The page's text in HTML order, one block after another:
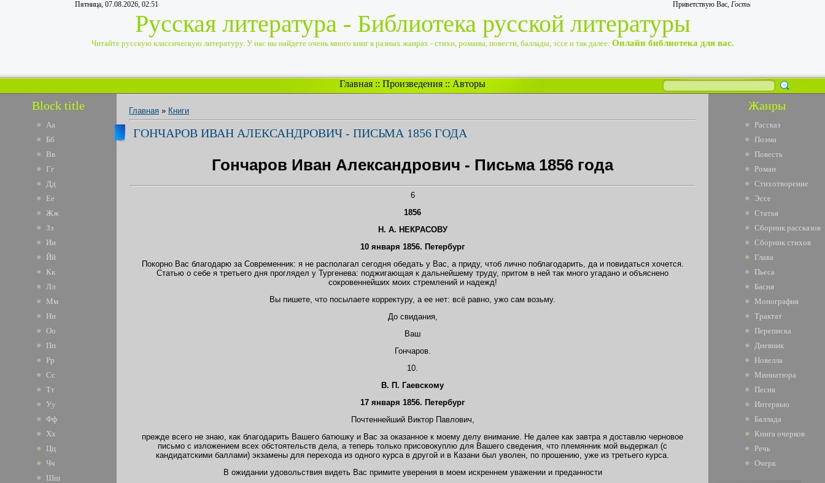
Пятница, 07.08.2026, 02:51 Приветствую Вас, Гость
Русская литература - Библиотека русской литературы
Читайте русскую классическую литературу. У нас вы найдете очень много книг в разных жанрах - стихи, романы, повести, баллады, эссе и так далее. Онлайн библиотека для вас.
Главная :: Произведения :: Авторы
Block title
Аа
Бб
Вв
Гг
Дд
Ее
Жж
Зз
Ии
Йй
Кк
Лл
Мм
Нн
Оо
Пп
Рр
Сс
Тт
Уу
Фф
Хх
Цц
Чч
Шш
Главная » Книги
ГОНЧАРОВ ИВАН АЛЕКСАНДРОВИЧ - ПИСЬМА 1856 ГОДА
Гончаров Иван Александрович - Письма 1856 года
6
1856
Н. А. НЕКРАСОВУ
10 января 1856. Пeтepбуpг
Покорно Вас благодарю за Современник: я не располагал сегодня обедать у Вас, а приду, чтоб лично поблагодарить, да и повидаться хочется.
Статью о себе я третьего дня проглядел у Тургенева: поджигающая к дальнейшему труду, притом в ней так много угадано и объяснено
сокровеннейших моих стремлений и надежд!
Вы пишете, что посылаете корректуру, а ее нет: всё равно, ужо сам возьму.
До свидания,
Ваш
Гончаров.
10.
В. П. Гаевскому
17 января 1856. Петербург
Почтеннейший Виктор Павлович,
прежде всего не знаю, как благодарить Вашего батюшку и Вас за оказанное к моему делу внимание. Не далее как завтра я доставлю черновое
письмо с изложением всех обстоятельств дела, а теперь только присовокуплю для Вашего сведения, что племянник мой выдержал (с
кандидатскими баллами) экзамены для перехода из одного курса в другой и в Казани был уволен, по прошению, уже из третьего курса.
В ожидании удовольствия видеть Вас примите уверения в моем искреннем уважении и преданности
Жанры
Рассказ
Поэма
Повесть
Роман
Стихотворение
Эссе
Статья
Сборник рассказов
Сборник стихов
Глава
Пьеса
Басня
Монография
Трактат
Переписка
Дневник
Новелла
Миниатюра
Песня
Интервью
Баллада
Книга очерков
Речь
Очерк